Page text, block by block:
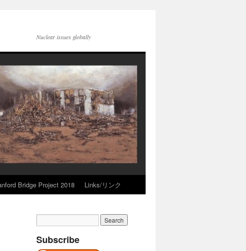
Nuclear issues globally
Bridge Project 2018 Links/リンク
Subscribe